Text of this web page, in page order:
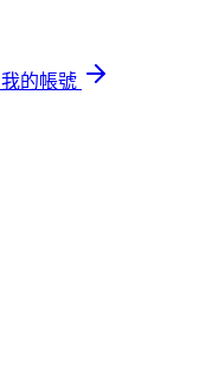
我的帳號